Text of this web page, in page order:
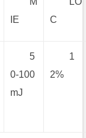
IE
C
5
0-100
mJ
1
2%